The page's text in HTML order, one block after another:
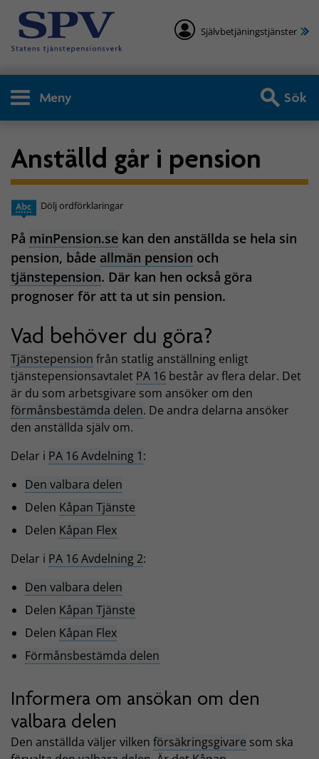
Självbetjäningstjänster
Meny Sök
Anställd går i pension
Dölj ordförklaringar
På minPension.se kan den anställda se hela sin
pension, både allmän pension och
tjänstepension. Där kan hen också göra
prognoser för att ta ut sin pension.
Vad behöver du göra?
Tjänstepension från statlig anställning enligt
tjänstepensionsavtalet PA 16 består av flera delar. Det
är du som arbetsgivare som ansöker om den
förmånsbestämda delen. De andra delarna ansöker
den anställda själv om.
Delar i PA 16 Avdelning 1:
Den valbara delen
Delen Kåpan Tjänste
Delen Kåpan Flex
Delar i PA 16 Avdelning 2:
Den valbara delen
Delen Kåpan Tjänste
Delen Kåpan Flex
Förmånsbestämda delen
Informera om ansökan om den
valbara delen
Den anställda väljer vilken försäkringsgivare som ska